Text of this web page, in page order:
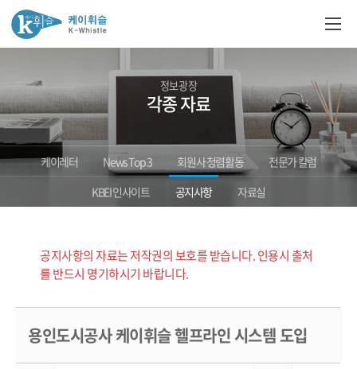
정보광장
각종 자료
케이레터 News Top 3 회원사 청렴활동
전문가 칼럼
KBEI 인사이트
공지사항 자료실
공지사항의 자료는 저작권의 보호를 받습니다. 인용시 출처
를 반드시 명기하시기 바랍니다.
용인도시공사 케이휘슬 헬프라인 시스템 도입